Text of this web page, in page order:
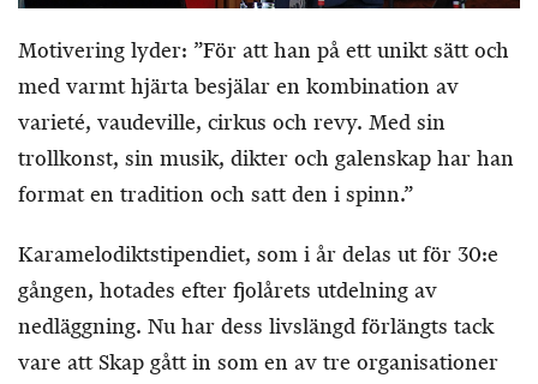
Motivering lyder: ”För att han på ett unikt sätt och
med varmt hjärta besjälar en kombination av
varieté, vaudeville, cirkus och revy. Med sin
trollkonst, sin musik, dikter och galenskap har han
format en tradition och satt den i spinn.”
Karamelodiktstipendiet, som i år delas ut för 30:e
gången, hotades efter fjolårets utdelning av
nedläggning. Nu har dess livslängd förlängts tack
vare att Skap gått in som en av tre organisationer